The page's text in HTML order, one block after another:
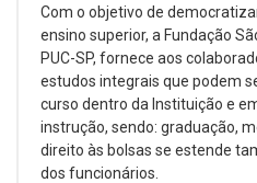
Com o objetivo de
ensino superior, a Fundação
PUC-SP, fornece aos
estudos integrais que podem
curso dentro da Instituição e
instrução, sendo: graduação,
direito às bolsas se estende
dos funcionários.